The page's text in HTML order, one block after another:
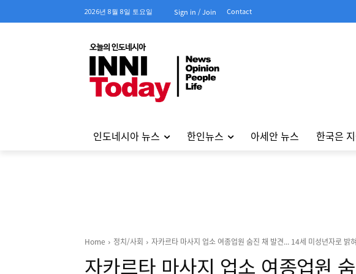
2026년 8월 8일 토요일 Sign in / Join Contact
인도네시아 뉴스 한인뉴스 아세안 뉴스 한국은
Home 정치/사회 자카르타 마사지 업소 여종업원 숨진 채 발견... 14세 미성년자로 밝
자카르타 마사지 업소 여종업원